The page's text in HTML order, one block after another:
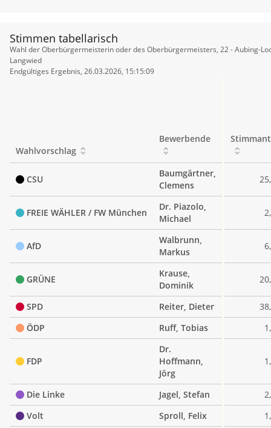
Stimmen tabellarisch
Stimmen
tabellarisch
Wahl der Oberbürgermeisterin oder des Oberbürgermeisters, 22 - Aubing-
Langwied
Endgültiges Ergebnis, 26.03.2026, 15:15:09
Wahlvorschlag
Bewerbende
CSU
Baumgärtner,
Clemens
FREIE WÄHLER / FW München
Dr. Piazolo,
Michael
AfD
Walbrunn,
Markus
GRÜNE
Krause,
Dominik
SPD Reiter, Dieter
ÖDP
Ruff, Tobias
FDP
Dr.
Hoffmann,
Jörg
Die Linke Jagel, Stefan
Volt
Sproll, Felix